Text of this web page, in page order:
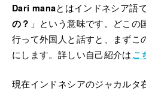
Dari manaとはインドネシア語
の？ 」という意味です。どこの
行って外国人と話すと、まずこ
にします。詳しい自己紹介は こ
現在インドネシアのジャカルタ